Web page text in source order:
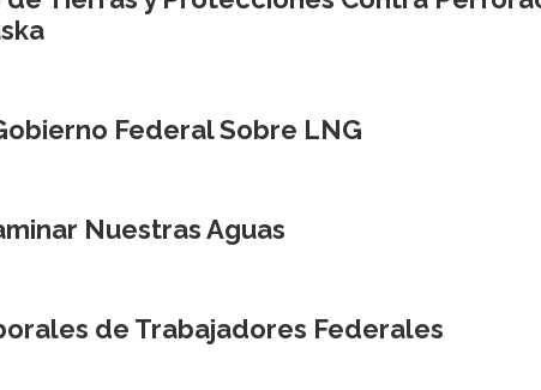
Federal Sobre LNG
Nuestras Aguas
de Trabajadores Federales